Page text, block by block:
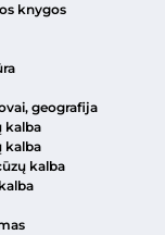
knygos
geografija
kalba
kalba
kalba